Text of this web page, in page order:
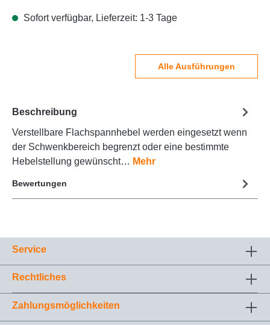
Sofort verfügbar, Lieferzeit: 1-3 Tage
Alle Ausführungen
Beschreibung
Verstellbare Flachspannhebel werden eingesetzt wenn
der Schwenkbereich begrenzt oder eine bestimmte
Hebelstellung gewünscht… Mehr
Bewertungen
Service
Rechtliches
Zahlungsmöglichkeiten